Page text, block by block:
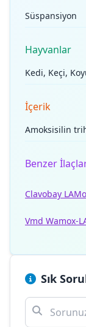
Süspansiyon
Hayvanlar
Kedi, Keçi,
İçerik
Amoksisilin
Benzer
Clavobay LA
Vmd Wamox-
Sık